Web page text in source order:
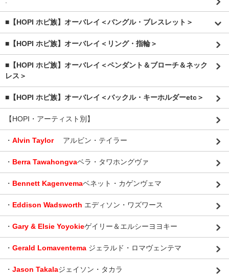
■【HOPI ホピ族】オーバレイ＜バングル・ブレスレット＞
■【HOPI ホピ族】オーバレイ＜リング・指輪＞
■【HOPI ホピ族】オーバレイ＜ペンダント＆ブローチ＆ネック
レス＞
■【HOPI ホピ族】オーバレイ＜バックル・キーホルダーetc＞
【HOPI・アーティスト別】
・ Alvin Taylor アルビン・テイラー
・ Berra Tawahongvaベラ・タワホングヴァ
・ Bennett Kagenvemaベネット・カゲンヴェマ
・ Eddison Wadsworth エディソン・ワズワース
・ Gary & Elsie Yoyokieゲイリー＆エルシーヨヨキー
・ Gerald Lomaventema ジェラルド・ロマヴェンテマ
・ Jason Takalaジェイソン・タカラ